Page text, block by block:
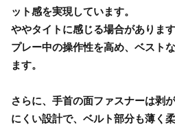
ット感を実現しています。
ややタイトに感じる場合がありま
プレー中の操作性を高め、ベスト
ます。
さらに、手首の面ファスナーは剥
にくい設計で、ベルト部分も薄く